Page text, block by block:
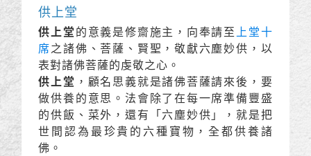
供上堂
供上堂的意義是修齋施主，向奉請至上堂十
席之諸佛、菩薩、賢聖，敬獻六塵妙供，以
表對諸佛菩薩的虔敬之心。
供上堂 ，顧名思義就是諸佛菩薩請來後，要
做供養的意思。法會除了在每一席準備豐盛
的供飯、菜外，還有「六塵妙供」，就是把
世間認為最珍貴的六種寶物，全都供養諸
佛。